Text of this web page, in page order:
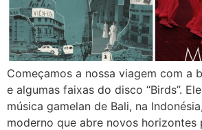
Começamos a nossa viagem com a
e algumas faixas do disco “Birds”.
música gamelan de Bali, na
moderno que abre novos horizontes